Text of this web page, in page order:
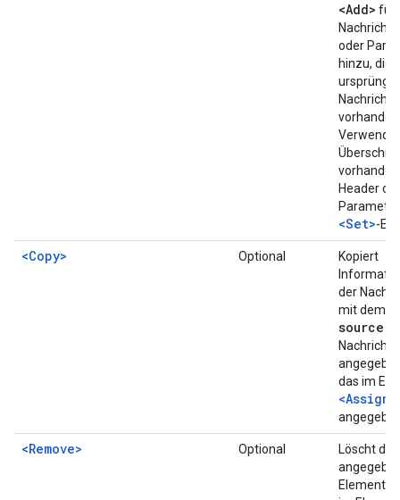
<Add>
Nachricht
oder
hinzu, die
Nachricht
Header
<Set>-
<Copy> Optional
Kopiert
der
mit dem
source
das im
<Remove> Optional
Löscht die
Elemente